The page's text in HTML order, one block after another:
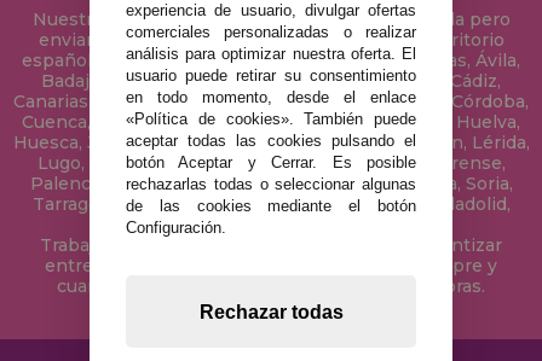
Nuestra tienda de puzzles está ubicada en Sevilla pero
enviamos tus puzzles a cualquier ciudad del territorio
español: Álava, Albacete, Alicante, Almería, Asturias, Ávila,
Badajoz, Baleares, Barcelona, Burgos, Cáceres, Cádiz,
Canarias, Cantabria, Castellón, Ceuta, Ciudad Real, Córdoba,
Cuenca, Gerona, Granada, Guadalajara, Guipúzcoa, Huelva,
Huesca, Jaén, La Coruña, La Rioja, Las Palmas, Leon, Lérida,
Lugo, Madrid, Málaga, Melilla, Murcia, Navarra, Orense,
Palencia, Pontevedra, Salamanca, Segovia, Sevilla, Soria,
Tarragona, Tenerife, Teruel, Toledo, Valencia, Valladolid,
Vizcaya, Zamora y Zaragoza.
Trabajamos con Stocks permanentes para garantizar
entregas rápidas en territorio peninsular, siempre y
cuando el pedido se realice antes de las 18 horas.
experiencia de usuario, divulgar ofertas
comerciales personalizadas o realizar
análisis para optimizar nuestra oferta. El
usuario puede retirar su consentimiento
en todo momento, desde el enlace
«Política de cookies». También puede
aceptar todas las cookies pulsando el
botón Aceptar y Cerrar. Es posible
rechazarlas todas o seleccionar algunas
de las cookies mediante el botón
Configuración.
Rechazar todas